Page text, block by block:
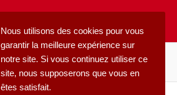
Nous utilisons des cookies pour vous
garantir la meilleure expérience sur
notre site. Si vous continuez utiliser ce
site, nous supposerons que vous en
êtes satisfait.